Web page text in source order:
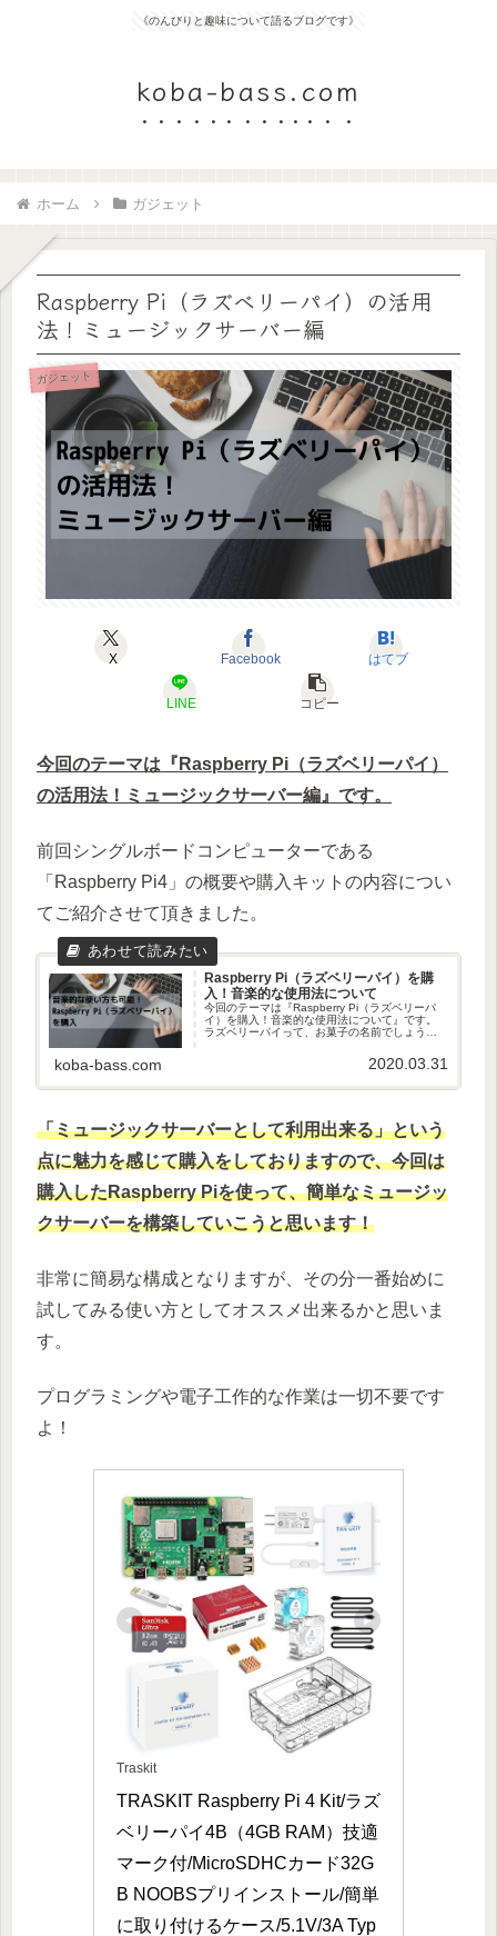
《のんびりと趣味について語るブログです》
koba-bass.com
ホーム ガジェット
Raspberry Pi（ラズベリーパイ）の活用
法！ミュージックサーバー編
ガジェット
X Facebook はてブ
LINE コピー
今回のテーマは『Raspberry Pi（ラズベリーパイ）
の活用法！ミュージックサーバー編』です。
前回シングルボードコンピューターである
「Raspberry Pi4」の概要や購入キットの内容につい
てご紹介させて頂きました。
Raspberry Pi（ラズベリーパイ）を購
入！音楽的な使用法について
今回のテーマは『Raspberry Pi（ラズベリーパ
イ）を購入！音楽的な使用法について』です。
ラズベリーパイって、お菓子の名前でしょう？
ますよね？もちろんそれも間違ってはいないの
koba-bass.com 2020.03.31
「ミュージックサーバーとして利用出来る」という
点に魅力を感じて購入をしておりますので、今回は
購入したRaspberry Piを使って、簡単なミュージッ
クサーバーを構築していこうと思います！
非常に簡易な構成となりますが、その分一番始めに
試してみる使い方としてオススメ出来るかと思いま
す。
プログラミングや電子工作的な作業は一切不要です
よ！
Traskit
TRASKIT Raspberry Pi 4 Kit/ラズ
ベリーパイ4B（4GB RAM）技適
マーク付/MicroSDHCカード32G
B NOOBSプリインストール/簡単
に取り付けるケース/5.1V/3A Typ